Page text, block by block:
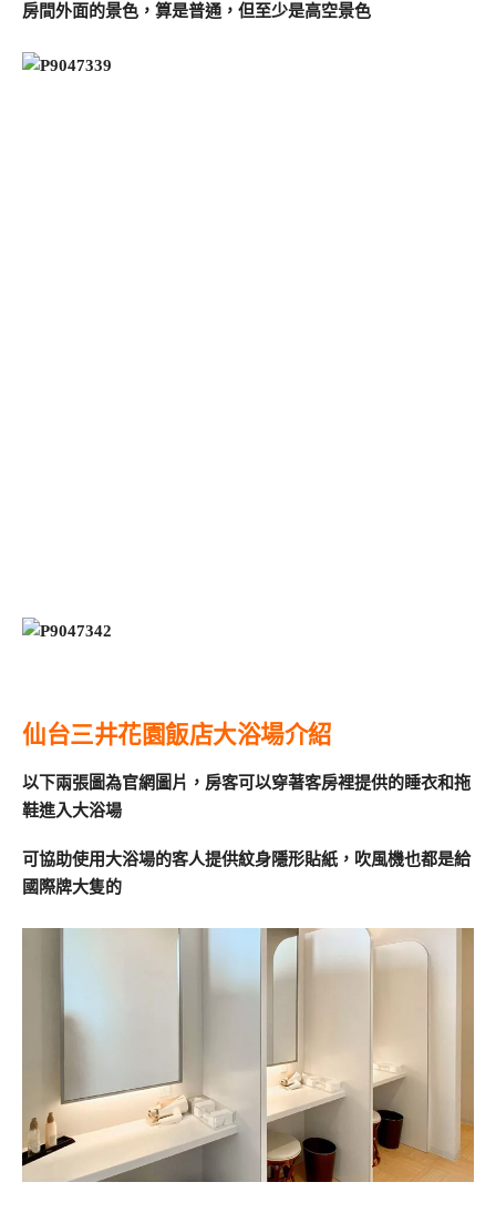
房間外面的景色，算是普通，但至少是高空景色
仙台三井花園飯店大浴場介紹
以下兩張圖為官網圖片，房客可以穿著客房裡提供的睡衣和拖
鞋進入大浴場
可協助使用大浴場的客人提供紋身隱形貼紙，吹風機也都是給
國際牌大隻的